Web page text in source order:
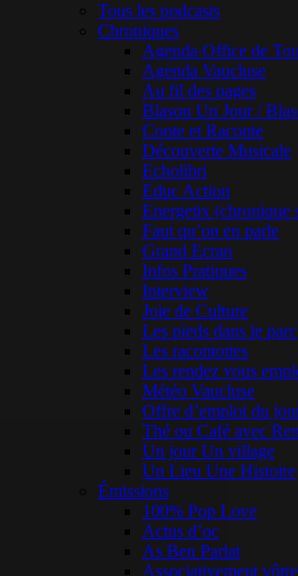
Tous les podcasts
Chroniques
Agenda Office de
Agenda Vaucluse
Au fil des pages
Blason Un Jour /
Conte et Raconte
Découverte Musicale
Echolibri
Educ Action
Energetix (chronique
Faut qu’on en parle
Grand Ecran
Infos Pratiques
Interview
Joie de Culture
Les pieds dans le parc
Les racontottes
Les rendez vous
Météo Vaucluse
Offre d’emploi du
Thé ou Café avec
Un jour Un village
Un Lieu Une Histoire
Émissions
100% Pop Love
Actus d’oc
As Ben Parlat
Associativement vôtre